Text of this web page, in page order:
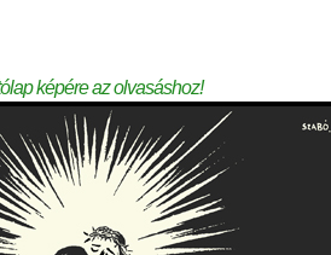
képére az olvasáshoz!